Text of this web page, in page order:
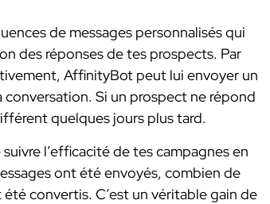
de messages personnalisés qui
des réponses de tes prospects. Par
AffinityBot peut lui envoyer un
Si un prospect ne répond
quelques jours plus tard.
l’efficacité de tes campagnes en
ont été envoyés, combien de
convertis. C’est un véritable gain de